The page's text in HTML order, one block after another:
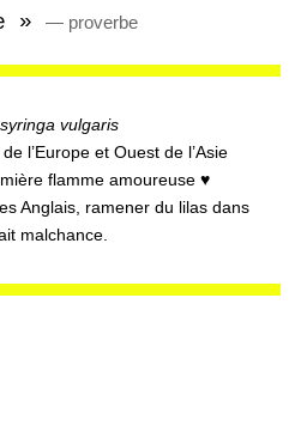
»
proverbe
syringa vulgaris
l’Europe et Ouest de l’Asie
flamme amoureuse ♥
Anglais, ramener du lilas dans
malchance.